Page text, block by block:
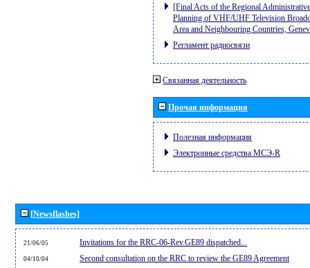
[Final Acts of the Regional
Planning of VHF/UHF Television
Area and Neighbouring Countries,
Регламент радиосвязи
Связанная деятельность
Прочая информация
Полезная информация
Электронные средства МСЭ-R
[Newsflashes]
21/06/05 Invitations for the RRC-06-Rev.GE89 dispatched...
04/10/04 Second consultation on the RRC to review the GE89 Agreement